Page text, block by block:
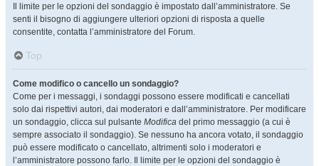
Il limite per le opzioni del sondaggio è impostato dall’amministratore. Se
senti il bisogno di aggiungere ulteriori opzioni di risposta a quelle
consentite, contatta l’amministratore del Forum.
Top
Come modifico o cancello un sondaggio?
Come per i messaggi, i sondaggi possono essere modificati e cancellati
solo dai rispettivi autori, dai moderatori e dall’amministratore. Per modificare
un sondaggio, clicca sul pulsante Modifica del primo messaggio (a cui è
sempre associato il sondaggio). Se nessuno ha ancora votato, il sondaggio
può essere modificato o cancellato, altrimenti solo i moderatori e
l’amministratore possono farlo. Il limite per le opzioni del sondaggio è